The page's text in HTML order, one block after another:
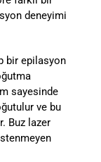
deneyimi
bir epilasyon
sayesinde
ve bu
Buz lazer